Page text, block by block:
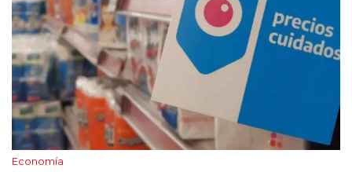
Economía